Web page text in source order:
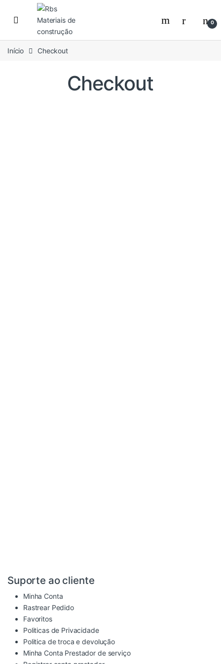
Skip to navigation
Skip to content
0
Início Checkout
Checkout
Suporte ao cliente
Minha Conta
Rastrear Pedido
Favoritos
Politicas de Privacidade
Politica de troca e devolução
Minha Conta Prestador de serviço